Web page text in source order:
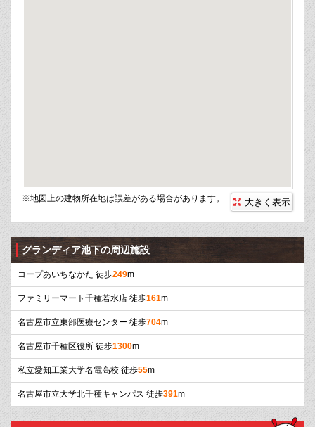
※地図上の建物所在地は誤差がある場合があります。 大きく表示
グランディア池下の周辺施設
コープあいちなかた 徒歩249m
ファミリーマート千種若水店 徒歩161m
名古屋市立東部医療センター 徒歩704m
名古屋市千種区役所 徒歩1300m
私立愛知工業大学名電高校 徒歩55m
名古屋市立大学北千種キャンパス 徒歩391m